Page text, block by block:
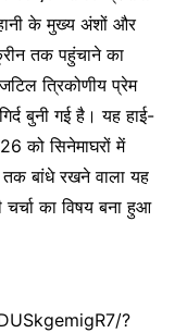
के मुख्य अंशों और
तक पहुंचाने का
त्रिकोणीय प्रेम
बुनी गई है। यह हाई-
को सिनेमाघरों में
बांधे रखने वाला यह
का विषय बना हुआ
?